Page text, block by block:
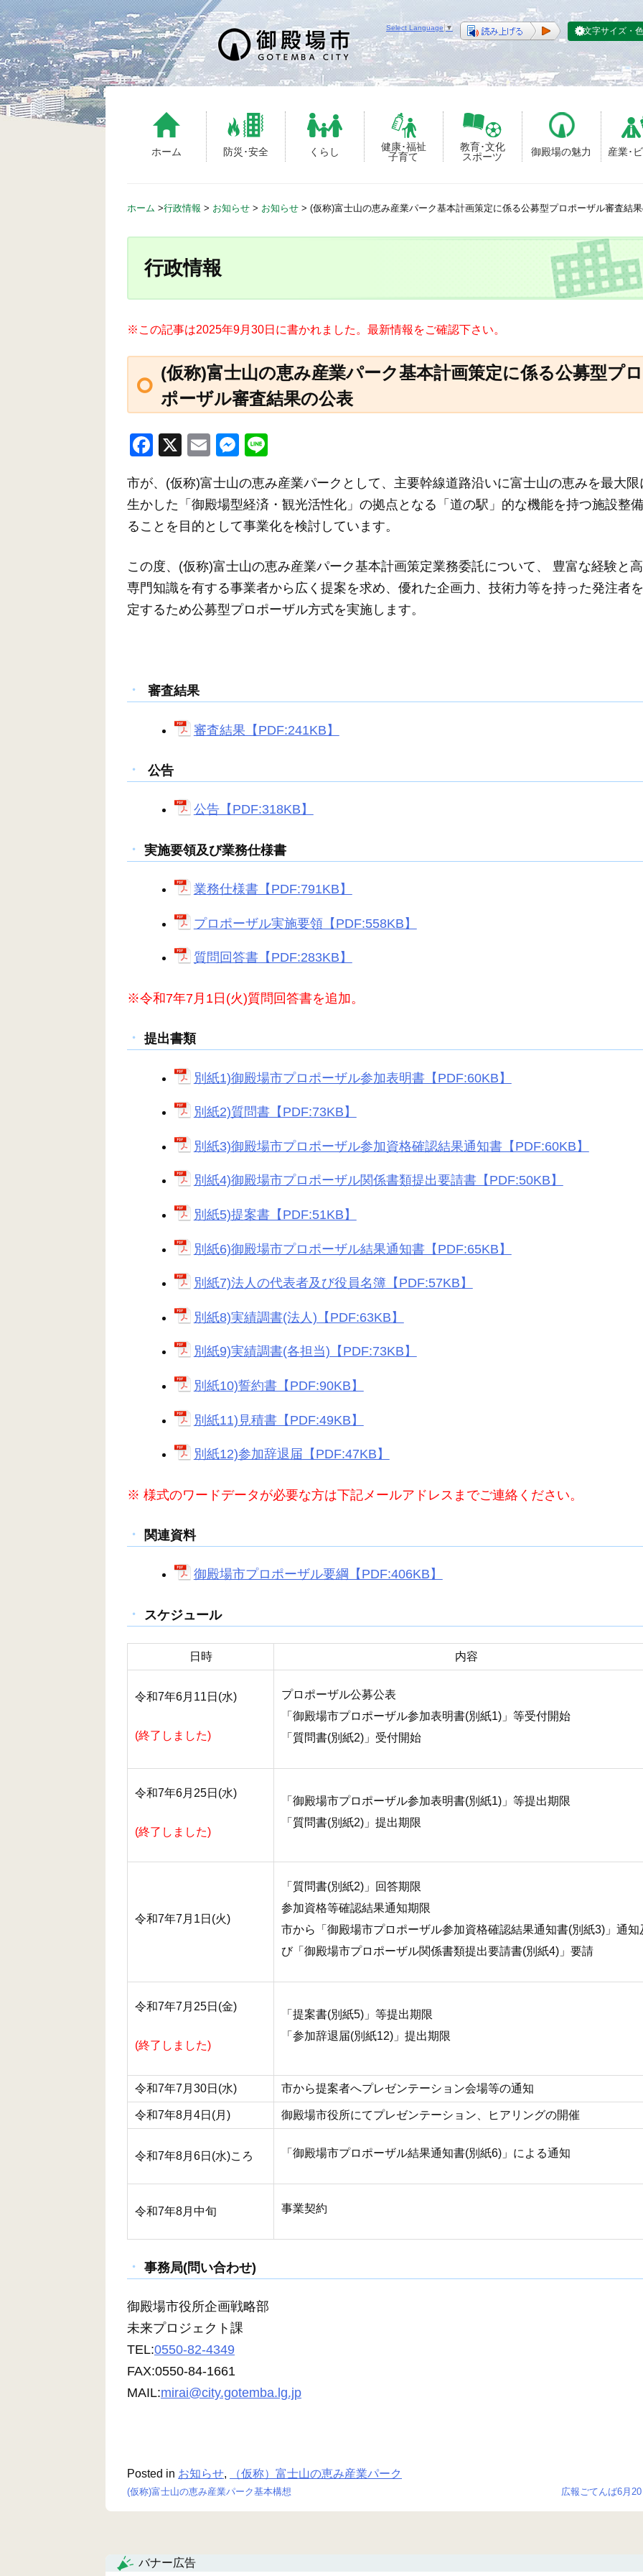
S
k
i
p
t
o
c
ホーム 防災･安全 くらし
健康･福祉
子育て
教育･文化
スポーツ
御殿場の魅力 産業･
Select Language ▼ 文字サイズ・
ホーム >行政情報 > お知らせ > お知らせ > (仮称)富士山の恵み産業パーク基本計画策定に係る公募型プロポーザル審査結
行政情報
※この記事は2025年9月30日に書かれました。最新情報をご確認下さい。
(仮称)富士山の恵み産業パーク基本計画策定に係る公募型プロ
ポーザル審査結果の公表
F
c
e
b
o
o
k
X
E
ail
M
ss
e
n
g
er
e
市が、(仮称)富士山の恵み産業パークとして、主要幹線道路沿いに富士山の恵みを最大限
生かした「御殿場型経済・観光活性化」の拠点となる「道の駅」的な機能を持つ施設整
ることを目的として事業化を検討しています。
この度、(仮称)富士山の恵み産業パーク基本計画策定業務委託について、 豊富な経験と
専門知識を有する事業者から広く提案を求め、優れた企画力、技術力等を持った発注者
定するため公募型プロポーザル方式を実施します。
審査結果
審査結果【PDF:241KB】
公告
公告【PDF:318KB】
実施要領及び業務仕様書
業務仕様書【PDF:791KB】
プロポーザル実施要領【PDF:558KB】
質問回答書【PDF:283KB】
※令和7年7月1日(火)質問回答書を追加。
提出書類
別紙1)御殿場市プロポーザル参加表明書【PDF:60KB】
別紙2)質問書【PDF:73KB】
別紙3)御殿場市プロポーザル参加資格確認結果通知書【PDF:60KB】
別紙4)御殿場市プロポーザル関係書類提出要請書【PDF:50KB】
別紙5)提案書【PDF:51KB】
別紙6)御殿場市プロポーザル結果通知書【PDF:65KB】
別紙7)法人の代表者及び役員名簿【PDF:57KB】
別紙8)実績調書(法人)【PDF:63KB】
別紙9)実績調書(各担当)【PDF:73KB】
別紙10)誓約書【PDF:90KB】
別紙11)見積書【PDF:49KB】
別紙12)参加辞退届【PDF:47KB】
※ 様式のワードデータが必要な方は下記メールアドレスまでご連絡ください。
関連資料
御殿場市プロポーザル要綱【PDF:406KB】
スケジュール
日時 内容
令和7年6月11日(水)
(終了しました)
プロポーザル公募公表
「御殿場市プロポーザル参加表明書(別紙1)」等受付開始
「質問書(別紙2)」受付開始
令和7年6月25日(水)
(終了しました)
「御殿場市プロポーザル参加表明書(別紙1)」等提出期限
「質問書(別紙2)」提出期限
令和7年7月1日(火)
「質問書(別紙2)」回答期限
参加資格等確認結果通知期限
市から「御殿場市プロポーザル参加資格確認結果通知書(別紙3)」通知
び「御殿場市プロポーザル関係書類提出要請書(別紙4)」要請
令和7年7月25日(金)
(終了しました)
「提案書(別紙5)」等提出期限
「参加辞退届(別紙12)」提出期限
令和7年7月30日(水) 市から提案者へプレゼンテーション会場等の通知
令和7年8月4日(月) 御殿場市役所にてプレゼンテーション、ヒアリングの開催
令和7年8月6日(水)ころ 「御殿場市プロポーザル結果通知書(別紙6)」による通知
令和7年8月中旬 事業契約
事務局(問い合わせ)
御殿場市役所企画戦略部
未来プロジェクト課
TEL:0550-82-4349
FAX:0550-84-1661
MAIL:mirai@city.gotemba.lg.jp
Posted in お知らせ, （仮称）富士山の恵み産業パーク
投
ナ
(仮称)富士山の恵み産業パーク基本構想 広報ごてんば6月
バナー広告